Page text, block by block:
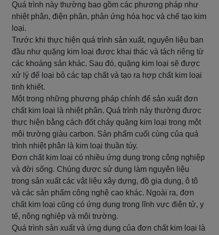
Quá trình này thường bao gồm các phương pháp như
nhiệt phân, điện phân, phản ứng hóa học và chế tạo kim
loại.
Trước khi thực hiện quá trình sản xuất, nguyên liệu ban
đầu như quặng kim loại được khai thác và tách riêng từ
các khoáng sản khác. Sau đó, quặng kim loại sẽ được
xử lý để loại bỏ các tạp chất và tạo ra hợp chất kim loại
tinh khiết.
Một trong những phương pháp chính để sản xuất đơn
chất kim loại là nhiệt phân. Quá trình này thường được
thực hiện bằng cách đốt cháy quặng kim loại trong một
môi trường giàu carbon. Sản phẩm cuối cùng của quá
trình nhiệt phân là kim loại thuần túy.
Đơn chất kim loại có nhiều ứng dụng trong công nghiệp
và đời sống. Chúng được sử dụng làm nguyên liệu
trong sản xuất các vật liệu xây dựng, đồ gia dụng, ô tô
và các sản phẩm công nghệ cao khác. Ngoài ra, đơn
chất kim loại cũng có ứng dụng trong lĩnh vực điện tử, y
tế, nông nghiệp và môi trường.
Quá trình sản xuất và ứng dụng của đơn chất kim loại là